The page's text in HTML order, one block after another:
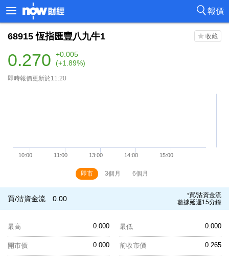
報價
68915 恆指匯豐八九牛1
0.270
+0.005
(+1.89%)
即時報價更新於11:20
即市 3個月 6個月
買/沽資金流 0.00 *買/沽資金流
數據延遲15分鐘
0.000
最高 0.000
最低
0.000
開市價 0.265
前收市價